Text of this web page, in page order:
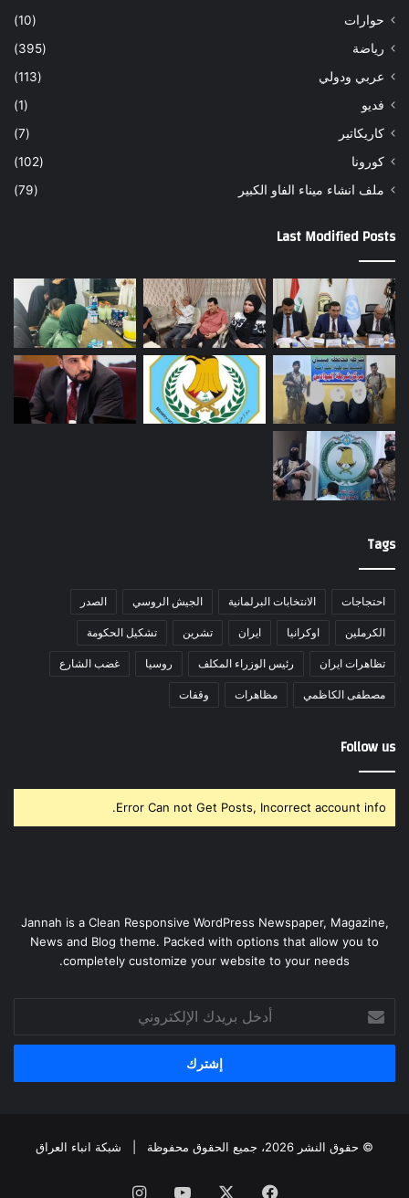
حوارات
(10)
رياضة
(395)
عربي ودولي
(113)
فديو
(1)
كاريكاتير
(7)
كورونا
(102)
ملف انشاء ميناء الفاو الكبير
(79)
Last Modified Posts
Tags
احتجاجات الانتخابات البرلمانية الجيش الروسي الصدر
الكرملين اوكرانيا ايران تشرين تشكيل الحكومة
تظاهرات ايران رئيس الوزراء المكلف روسيا غضب الشارع
مصطفى الكاظمي مظاهرات وقفات
Follow us
Error Can not Get Posts, Incorrect account info.
Jannah is a Clean Responsive WordPress Newspaper, Magazine,
News and Blog theme. Packed with options that allow you to
completely customize your website to your needs.
بريدك
الإلكتروني
© حقوق النشر 2026، جميع الحقوق محفوظة | شبكة انباء العراق
فيسبوك ‫YouTubeانستقرام